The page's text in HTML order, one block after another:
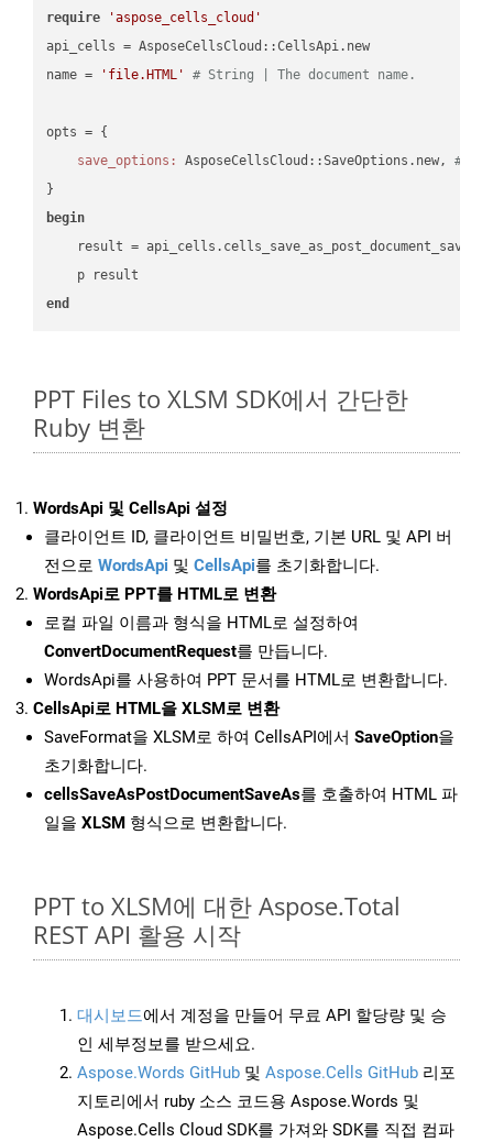
require
'aspose_cells_cloud'
api_cells = AsposeCellsCloud::CellsApi.new
name =
'file.HTML' # String | The document name.
opts = {
save_options:
AsposeCellsCloud::SaveOptions.new, #
begin
result =
end
PPT Files to XLSM SDK에서 간단한
Ruby 변환
WordsApi 및 CellsApi 설정
클라이언트 ID, 클라이언트 비밀번호, 기본 URL 및 API 버
전으로 WordsApi 및 CellsApi를 초기화합니다.
WordsApi로 PPT를 HTML로 변환
로컬 파일 이름과 형식을 HTML로 설정하여
ConvertDocumentRequest를 만듭니다.
WordsApi를 사용하여 PPT 문서를 HTML로 변환합니다.
CellsApi로 HTML을 XLSM로 변환
SaveFormat을 XLSM로 하여 CellsAPI에서 SaveOption을
초기화합니다.
cellsSaveAsPostDocumentSaveAs를 호출하여 HTML 파
일을 XLSM 형식으로 변환합니다.
PPT to XLSM에 대한 Aspose.Total
REST API 활용 시작
대시보드에서 계정을 만들어 무료 API 할당량 및 승
인 세부정보를 받으세요.
Aspose.Words GitHub 및 Aspose.Cells GitHub 리포
지토리에서 ruby 소스 코드용 Aspose.Words 및
Aspose.Cells Cloud SDK를 가져와 SDK를 직접 컴파